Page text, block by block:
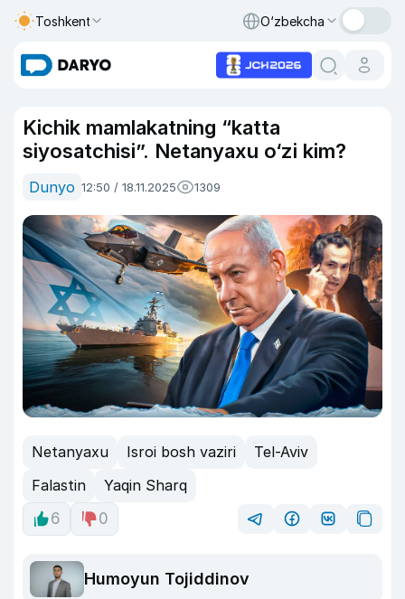
Toshkent O‘zbekcha
Kichik mamlakatning “katta
siyosatchisi”. Netanyaxu o‘zi kim?
Dunyo 12:50 / 18.11.2025 1309
Netanyaxu Isroi bosh vaziri
Tel-Aviv
Falastin
Yaqin Sharq
6
0
Humoyun Tojiddinov